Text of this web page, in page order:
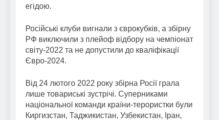
егідою.
Російські клуби вигнали з єврокубків, а збірну
РФ виключили з плейоф відбору на чемпіонат
світу-2022 та не допустили до кваліфікації
Євро-2024.
Від 24 лютого 2022 року збірна Росії грала
лише товариські зустрічі. Суперниками
національної команди країни-терористки були
Киргизстан, Таджикистан, Узбекистан, Іран,